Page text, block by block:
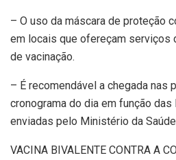
– O uso da máscara de proteção
em locais que ofereçam serviços
de vacinação.
– É recomendável a chegada nas
cronograma do dia em função
enviadas pelo Ministério da
VACINA BIVALENTE CONTRA A